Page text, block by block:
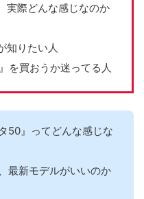
実際どんな感じなのか
知りたい人
を買おうか迷ってる人
50』ってどんな感じな
最新モデルがいいのか